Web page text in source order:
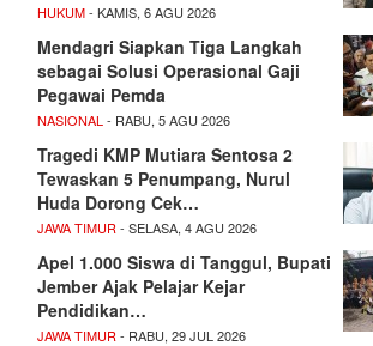
HUKUM- KAMIS, 6 AGU 2026
Mendagri Siapkan Tiga Langkah
sebagai Solusi Operasional Gaji
Pegawai Pemda
NASIONAL - RABU, 5 AGU 2026
Tragedi KMP Mutiara Sentosa 2
Tewaskan 5 Penumpang, Nurul
Huda Dorong Cek…
JAWA TIMUR - SELASA, 4 AGU 2026
Apel 1.000 Siswa di Tanggul, Bupati
Jember Ajak Pelajar Kejar
Pendidikan…
JAWA TIMUR - RABU, 29 JUL 2026